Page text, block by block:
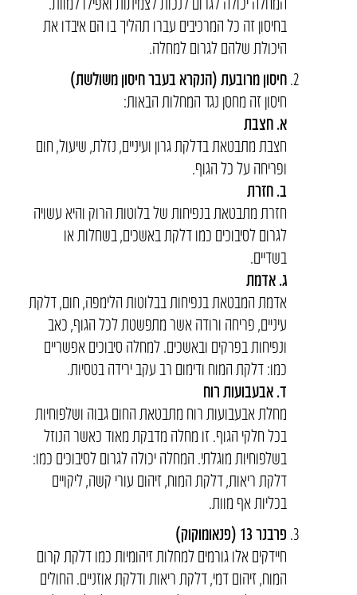
בחיסון זה כל המרכיבים עברו תהליך בו הם איבדו את
היכולת שלהם לגרום למחלה.
חיסון מרובעת(הנקרא בעבר חיסון משולשת)
חיסון זה מחסן נגד המחלות הבאות:
א. חצבת
חצבת מתבטאת בדלקת גרון ועיניים, נזלת, שיעול, חום
ופריחה על כל הגוף.
ב. חזרת
חזרת מתבטאת בנפיחות של בלוטות הרוק והיא עשויה
לגרום לסיבוכים כמו דלקת באשכים, בשחלות או
בשדיים.
ג. אדמת
אדמת המבטאת בנפיחות בבלוטות הלימפה, חום, דלקת
עיניים, פריחה ורודה אשר מתפשטת לכל הגוף, כאב
ונפיחות בפרקים ובאשכים. למחלה סיבוכים אפשריים
כמו: דלקת המוח ודימום רב עקב ירידה בטסיות.
ד. אבעבועות רוח
מחלת אבעבועות רוח מתבטאת החום גבוה ושלפוחיות
בכל חלקי הגוף. זו מחלה מדבקת מאוד כאשר הנוזל
בשלפוחיות מוגלתי. המחלה יכולה לגרום לסיבוכים כמו:
דלקת ריאות, דלקת המוח, זיהום עורי קשה, ליקויים
בכליות אף מוות.
פרבנר 13 (פנאומוקוק)
חיידקים אלו גורמים למחלות זיהומיות כמו דלקת קרום
המוח, זיהום דמי, דלקת ריאות ודלקת אוזניים. החולים